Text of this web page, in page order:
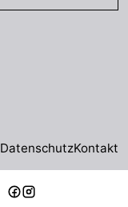
DatenschutzKontakt